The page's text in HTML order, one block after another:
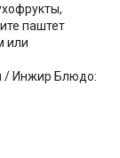
паштет
или
/ Инжир Блюдо: